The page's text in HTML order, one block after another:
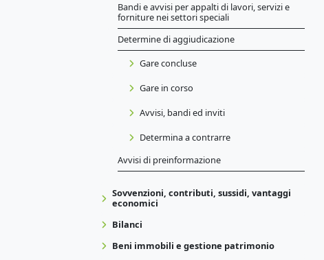
Bandi e avvisi per appalti di lavori, servizi e
forniture nei settori speciali
Determine di aggiudicazione
Gare concluse
Gare in corso
Avvisi, bandi ed inviti
Determina a contrarre
Avvisi di preinformazione
Sovvenzioni, contributi, sussidi, vantaggi
economici
Bilanci
Beni immobili e gestione patrimonio